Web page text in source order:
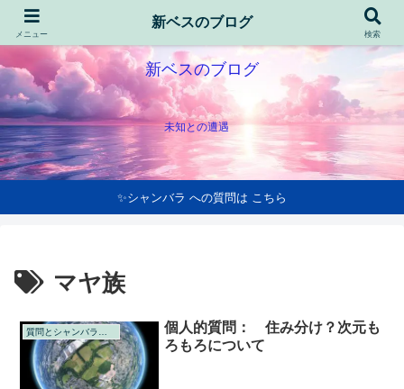
新ベスのブログ
未知との遭遇
✨シャンバラ への質問は こちら
マヤ族
個人的質問： 住み分け？次元も
ろもろについて
メニュー
新ベスのブログ
検索